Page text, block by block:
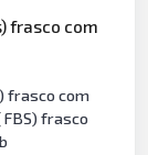
frasco com
frasco com
frasco